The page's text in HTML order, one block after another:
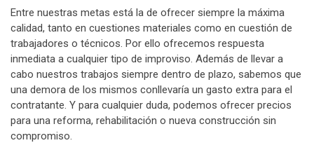
Entre nuestras metas está la de ofrecer siempre la máxima
calidad, tanto en cuestiones materiales como en cuestión de
trabajadores o técnicos. Por ello ofrecemos respuesta
inmediata a cualquier tipo de improviso. Además de llevar a
cabo nuestros trabajos siempre dentro de plazo, sabemos que
una demora de los mismos conllevaría un gasto extra para el
contratante. Y para cualquier duda, podemos ofrecer precios
para una reforma, rehabilitación o nueva construcción sin
compromiso.